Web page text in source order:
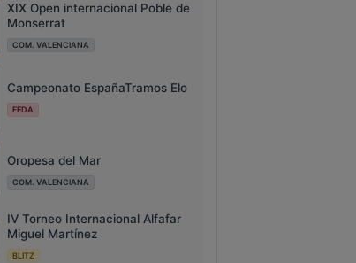
XIX Open internacional Poble de
Monserrat
COM. VALENCIANA
Campeonato EspañaTramos Elo
FEDA
Oropesa del Mar
COM. VALENCIANA
IV Torneo Internacional Alfafar
Miguel Martínez
BLITZ